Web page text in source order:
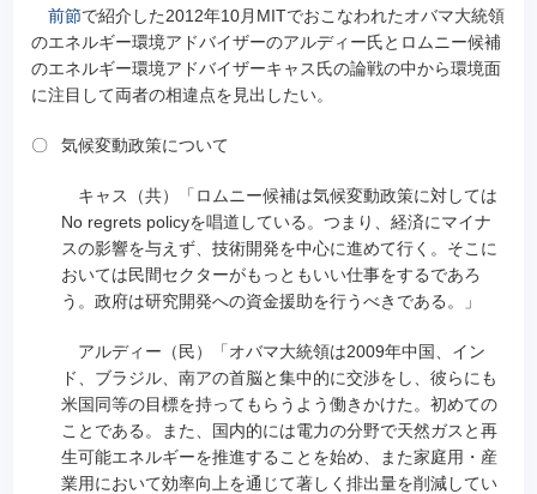
c
e
b
前節で紹介した2012年10月MITでおこなわれたオバマ大統領
のエネルギー環境アドバイザーのアルディー氏とロムニー候補
のエネルギー環境アドバイザーキャス氏の論戦の中から環境面
に注目して両者の相違点を見出したい。
〇 気候変動政策について
キャス（共）「ロムニー候補は気候変動政策に対しては
No regrets policyを唱道している。つまり、経済にマイナ
スの影響を与えず、技術開発を中心に進めて行く。そこに
おいては民間セクターがもっともいい仕事をするであろ
う。政府は研究開発への資金援助を行うべきである。」
アルディー（民）「オバマ大統領は2009年中国、イン
ド、ブラジル、南アの首脳と集中的に交渉をし、彼らにも
米国同等の目標を持ってもらうよう働きかけた。初めての
ことである。また、国内的には電力の分野で天然ガスと再
生可能エネルギーを推進することを始め、また家庭用・産
業用において効率向上を通じて著しく排出量を削減してい